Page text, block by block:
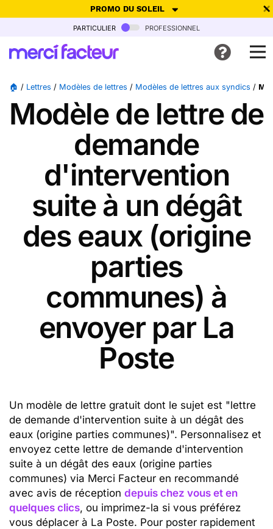
PROMO DU SOLEIL
-30% de réduction avec le code SUMMER26pour envoyer des
Ne plus afficher
particulier professionnel
🏠 / Lettres / Modèles de lettres / Modèles de lettres aux syndics /
Modèle de lettre de
demande
d'intervention
suite à un dégât
des eaux (origine
parties
communes) à
envoyer par La
Poste
Un modèle de lettre gratuit dont le sujet est "lettre
de demande d'intervention suite à un dégât des
eaux (origine parties communes)". Personnalisez et
envoyez cette lettre de demande d'intervention
suite à un dégât des eaux (origine parties
communes) via Merci Facteur en recommandé
avec avis de réception depuis chez vous et en
quelques clics, ou imprimez-la si vous préférez
vous déplacer à La Poste. Pour poster rapidement